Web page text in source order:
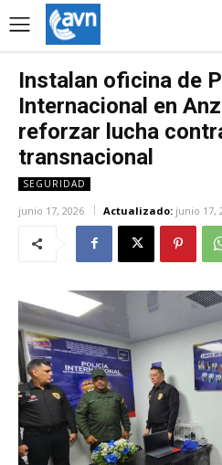
Instalan oficina de
Internacional en
reforzar lucha
transnacional
SEGURIDAD
junio 17, 2026 Actualizado: junio 17,